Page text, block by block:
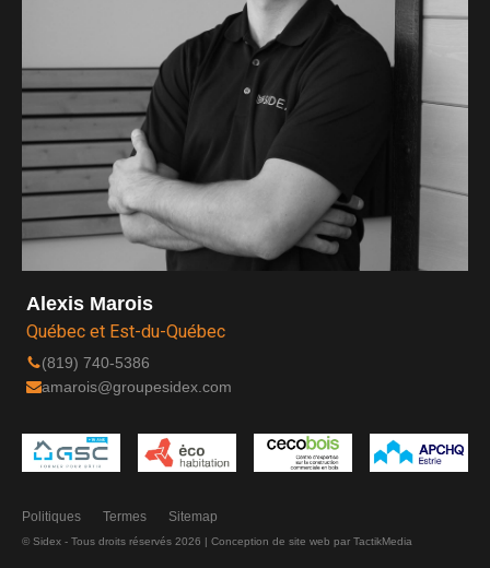
Alexis Marois
Québec et Est-du-Québec
(819) 740-5386
amarois@groupesidex.com
Politiques Termes Sitemap
© Sidex - Tous droits réservés 2026 | Conception de site web par TactikMedia